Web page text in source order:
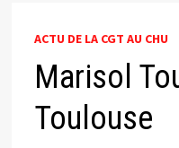
ACTU DE LA CGT AU CHU
Marisol
Toulouse